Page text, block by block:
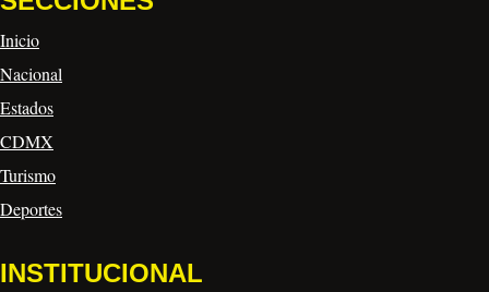
Inicio
Nacional
Estados
CDMX
Turismo
Deportes
INSTITUCIONAL